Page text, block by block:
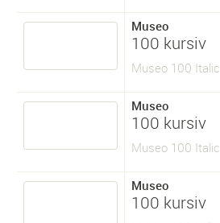
Museo
100 kursiv
Museo 100 Italic
Museo
100 kursiv
Museo 100 Italic
Museo
100 kursiv